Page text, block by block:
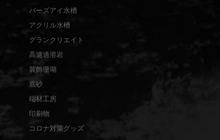
バーズアイ水槽
アクリル水槽
グランクリエイト
高濾過溶岩
装飾珊瑚
底砂
端材工房
印刷物
コロナ対策グッズ